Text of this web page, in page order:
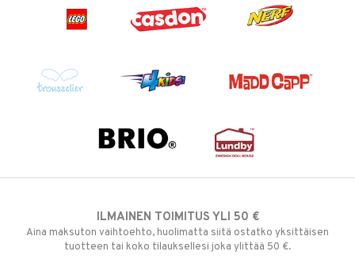
ILMAINEN TOIMITUS YLI 50 €
Aina maksuton vaihtoehto, huolimatta siitä ostatko yksittäisen
tuotteen tai koko tilauksellesi joka ylittää 50 €.